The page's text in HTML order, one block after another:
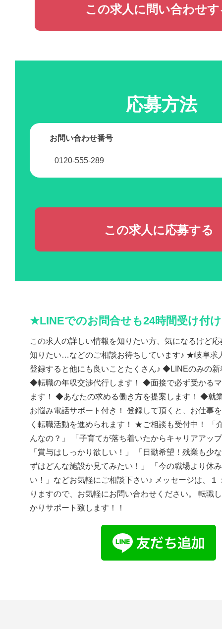
この求人に問い合わせ
応募方法
お問い合わせ番号
0120-555-289
この求人に応募する
★LINEでのお問合せも24時間受け付
この求人の詳しい情報を知りたい方、気になるけど
知りたい…などのご相談お待ちしています♪ ★岐阜求
登録すると他にも良いことたくさん♪ ◆LINEのみの
◆転職の年収交渉代行します！ ◆面接で必ず受かる
ます！ ◆あなたの求める働き方を提案します！ ◆就
お悩み電話サポート付き！ 登録して頂くと、お仕事
く転職活動を進められます！ ★ご相談も受付中！ 「
んなの？」 「子育てが落ち着いたからキャリアアッ
「賞与はしっかり欲しい！」 「日勤希望！残業も少
ずはどんな施設か見てみたい！」 「今の職場より休
い！」などお気軽にご相談下さい♪ メッセージは、１
りますので、お気軽にお問い合わせください。 転職
かりサポート致します！！